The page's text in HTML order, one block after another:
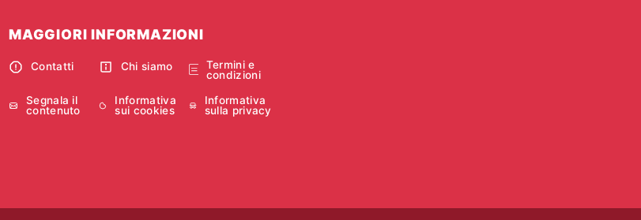
MAGGIORI INFORMAZIONI
Contatti Chi siamo
Termini e
condizioni
Segnala il
contenuto
Informativa
sui cookies
Informativa
sulla privacy